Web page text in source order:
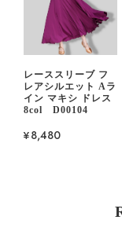
レーススリーブ フ
レアシルエット Aラ
イン マキシ ドレス
8col D00104
¥8,480